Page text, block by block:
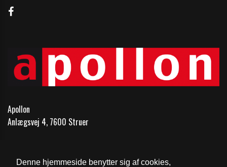
Denne hjemmeside benytter sig af cookies,
Apollon
Anlægsvej 4, 7600 Struer
Email: kontakt@1148.dk